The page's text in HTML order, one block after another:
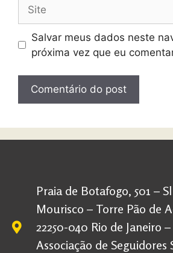
Salvar meus dados neste
próxima vez que eu
Praia de Botafogo, 501 –
Mourisco – Torre Pão de
22250-040 Rio de Janeiro –
Associação de Seguidores